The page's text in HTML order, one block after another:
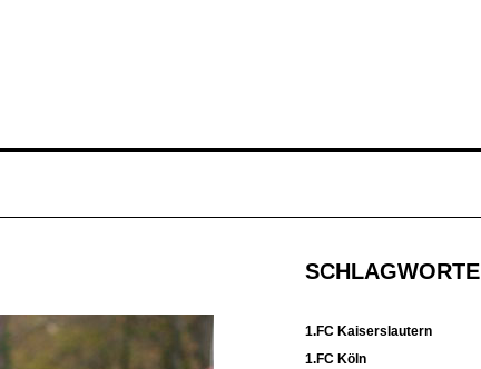
SCHLAGWORTE
1.FC Kaiserslautern
1.FC Köln